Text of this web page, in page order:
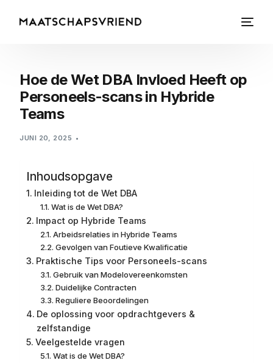
Hoe de Wet DBA Invloed Heeft op
Personeels-scans in Hybride
Teams
JUNI 20, 2025
Inhoudsopgave
Inleiding tot de Wet DBA
Wat is de Wet DBA?
Impact op Hybride Teams
Arbeidsrelaties in Hybride Teams
Gevolgen van Foutieve Kwalificatie
Praktische Tips voor Personeels-scans
Gebruik van Modelovereenkomsten
Duidelijke Contracten
Reguliere Beoordelingen
De oplossing voor opdrachtgevers &
zelfstandige
Veelgestelde vragen
Wat is de Wet DBA?